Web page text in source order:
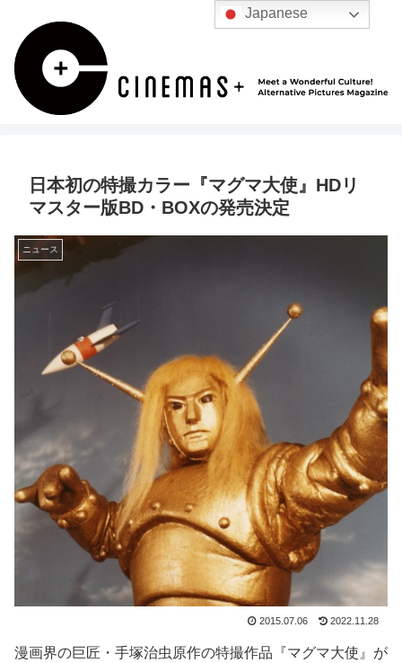
日本初の特撮カラー『マグマ大使』HDリ
マスター版BD・BOXの発売決定
ニュース
2015.07.06 2022.11.28
漫画界の巨匠・手塚治虫原作の特撮作品『マグマ大使』が
Japanese